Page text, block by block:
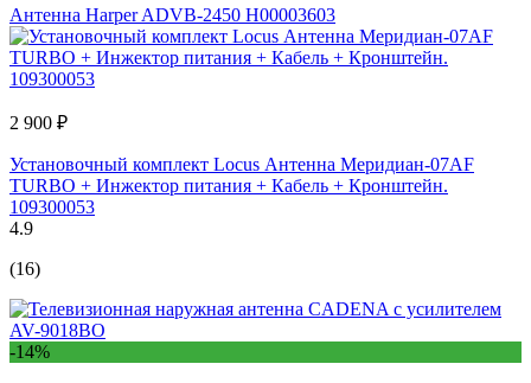
Антенна Harper ADVB-2450 H00003603
2 900 ₽
Установочный комплект Locus Антенна Меридиан-07AF
TURBO + Инжектор питания + Кабель + Кронштейн.
109300053
4.9
(16)
-14%